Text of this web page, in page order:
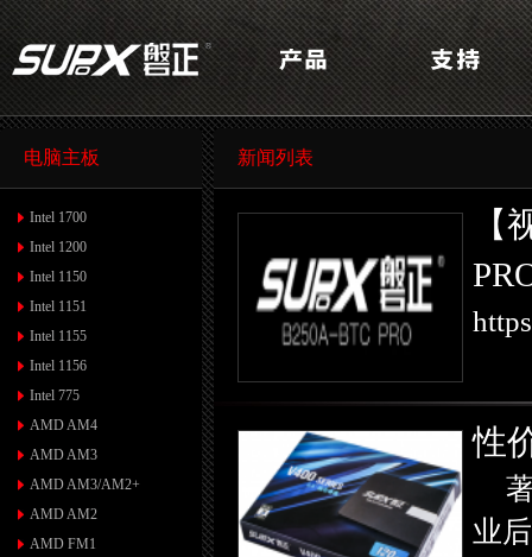
电脑主板
Intel 1700
Intel 1200
Intel 1150
Intel 1151
Intel 1155
Intel 1156
Intel 775
AMD AM4
AMD AM3
AMD AM3/AM2+
AMD AM2
AMD FM1
新闻列表
【
性
业